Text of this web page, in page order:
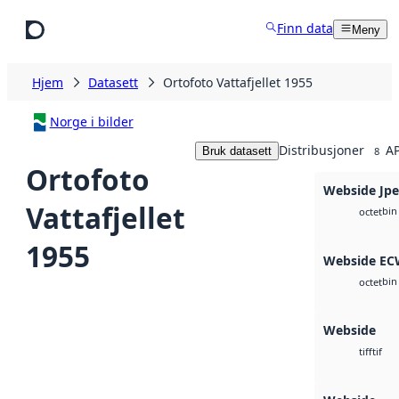
Finn data Meny
Hjem Datasett Ortofoto Vattafjellet 1955
Norge i bilder
Ortofoto
Vattafjellet
1955
Bruk datasett Distribusjoner 8
Webside
octetbin
Webside
octetbin
Webside
tifftif